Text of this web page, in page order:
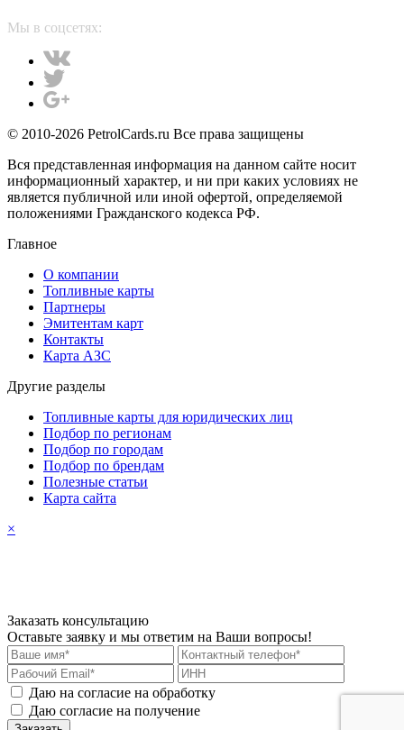
Мы в соцсетях:
© 2010-2026 PetrolCards.ru Все права защищены
Вся представленная информация на данном сайте носит
информационный характер, и ни при каких условиях не
является публичной или иной офертой, определяемой
положениями Гражданского кодекса РФ.
Главное
О компании
Топливные карты
Партнеры
Эмитентам карт
Контакты
Карта АЗС
Другие разделы
Топливные карты для юридических лиц
Подбор по регионам
Подбор по городам
Подбор по брендам
Полезные статьи
Карта сайта
×
Заказать консультацию
Оставьте заявку и мы ответим на Ваши вопросы!
Даю на согласие на обработку
персональных данных
Даю согласие на получение